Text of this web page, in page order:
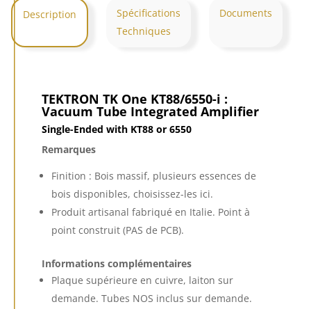
Description
Spécifications
Techniques
Documents
TEKTRON TK One KT88/6550-i :
Vacuum Tube Integrated Amplifier
Single-Ended with KT88 or 6550
Remarques
Finition : Bois massif, plusieurs essences de
bois disponibles, choisissez-les ici.
Produit artisanal fabriqué en Italie. Point à
point construit (PAS de PCB).
Informations complémentaires
Plaque supérieure en cuivre, laiton sur
demande. Tubes NOS inclus sur demande.